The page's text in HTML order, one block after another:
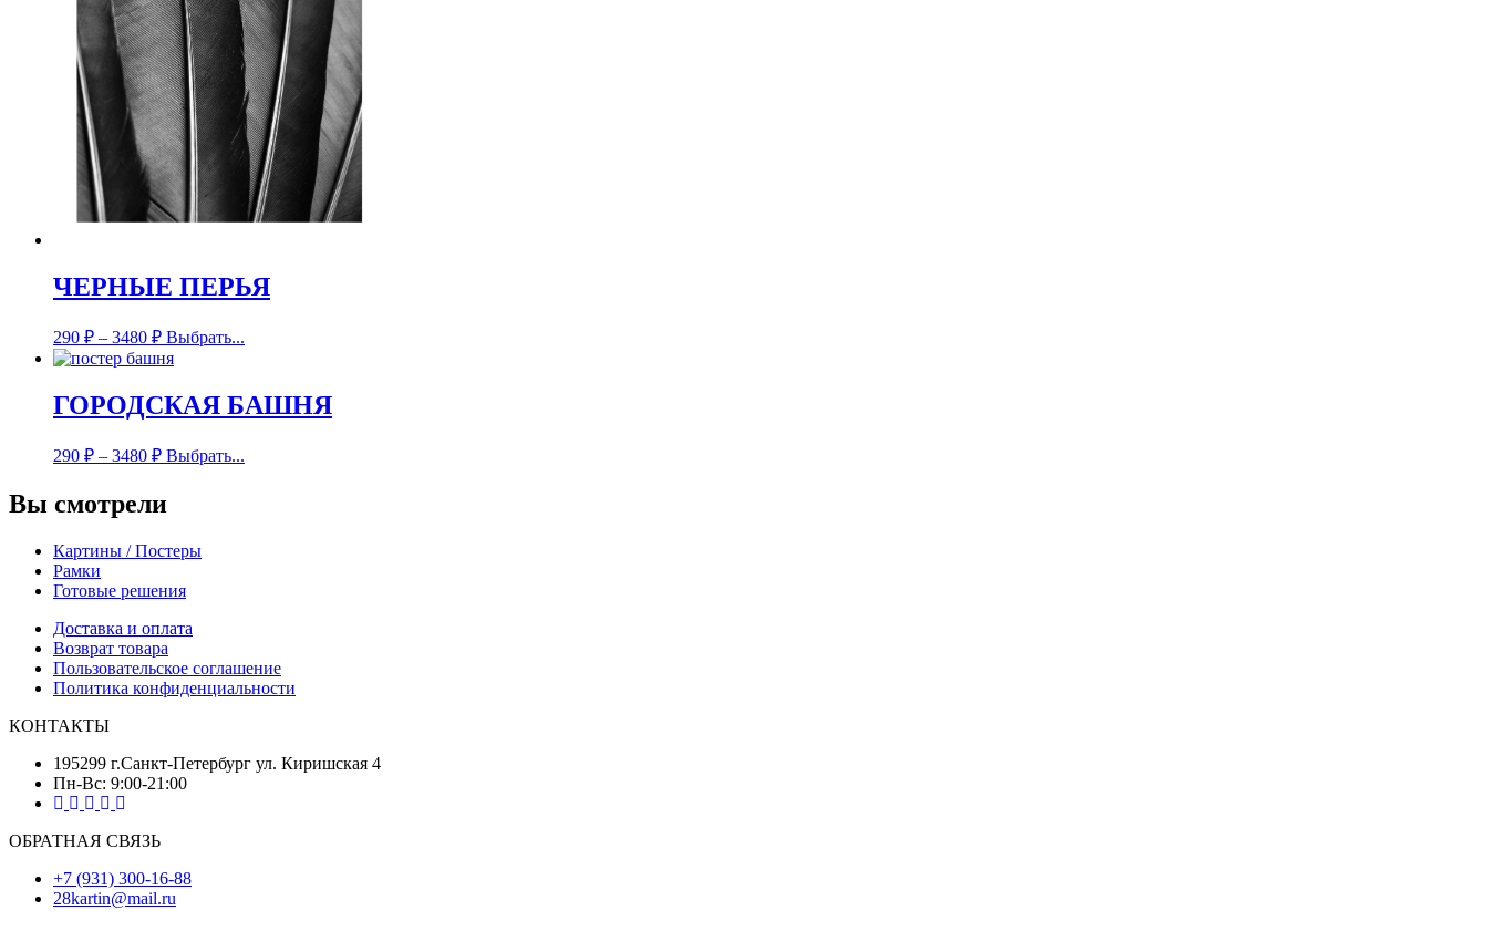
ЧЕРНЫЕ ПЕРЬЯ
290 ₽ – 3480 ₽ Выбрать...
ГОРОДСКАЯ БАШНЯ
290 ₽ – 3480 ₽ Выбрать...
Вы смотрели
Картины / Постеры
Рамки
Готовые решения
Доставка и оплата
Возврат товара
Пользовательское соглашение
Политика конфиденциальности
КОНТАКТЫ
195299 г.Санкт-Петербург ул. Киришская 4
Пн-Вс: 9:00-21:00
ОБРАТНАЯ СВЯЗЬ
+7 (931) 300-16-88
28kartin@mail.ru